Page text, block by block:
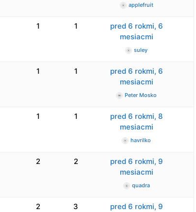
applefruit
1 1
pred 6 rokmi, 6
mesiacmi
suley
1 1
pred 6 rokmi, 6
mesiacmi
Peter Mosko
1 1
pred 6 rokmi, 8
mesiacmi
havrilko
2 2
pred 6 rokmi, 9
mesiacmi
quadra
2 3
pred 6 rokmi, 9